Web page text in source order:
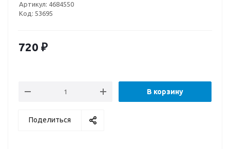
Артикул: 4684550
Код: 53695
720 ₽
В корзину
Поделиться